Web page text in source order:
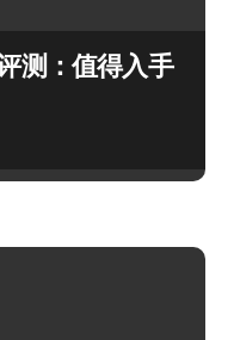
测：值得入手